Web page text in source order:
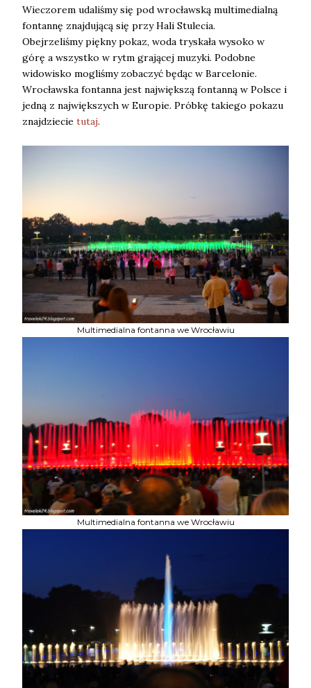
Wieczorem udaliśmy się pod wrocławską multimedialną
fontannę znajdującą się przy Hali Stulecia.
Obejrzeliśmy piękny pokaz, woda tryskała wysoko w
górę a wszystko w rytm grającej muzyki. Podobne
widowisko mogliśmy zobaczyć będąc w Barcelonie.
Wrocławska fontanna jest największą fontanną w Polsce i
jedną z największych w Europie. Próbkę takiego pokazu
znajdziecie tutaj.
Multimedialna fontanna we Wrocławiu
Multimedialna fontanna we Wrocławiu